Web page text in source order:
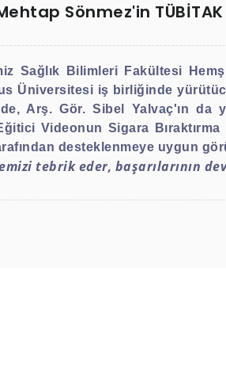
Sönmez'in TÜBİTAK
Sağlık Bilimleri Fakültesi
Üniversitesi iş birliğinde
Arş. Gör. Sibel Yalvaç'ın da
Videonun Sigara
desteklenmeye uygun
tebrik eder, başarılarının